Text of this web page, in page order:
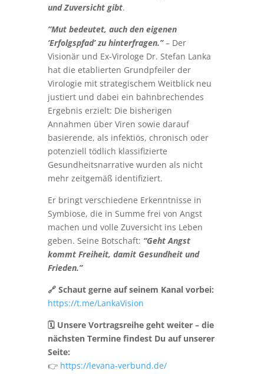
und Zuversicht gibt.
“Mut bedeutet, auch den eigenen
‘Erfolgspfad’ zu hinterfragen.”– Der
Visionär und Ex-Virologe Dr. Stefan Lanka
hat die etablierten Grundpfeiler der
Virologie mit strategischem Weitblick neu
justiert und dabei ein bahnbrechendes
Ergebnis erzielt: Die bisherigen
Annahmen über Viren sowie darauf
basierende, als infektiös, chronisch oder
potenziell tödlich klassifizierte
Gesundheitsnarrative wurden als nicht
mehr zeitgemäß identifiziert.
Er bringt verschiedene Erkenntnisse in
Symbiose, die in Summe frei von Angst
machen und volle Zuversicht ins Leben
geben. Seine Botschaft: “Geht Angst
kommt Freiheit, damit Gesundheit und
Frieden.”
🔗 Schaut gerne auf seinem Kanal vorbei:
https://t.me/LankaVision
🗓 Unsere Vortragsreihe geht weiter – die
nächsten Termine findest Du auf unserer
Seite:
👉 https://levana-verbund.de/